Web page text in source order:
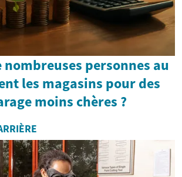
personnes au
les magasins pour des
moins chères ?